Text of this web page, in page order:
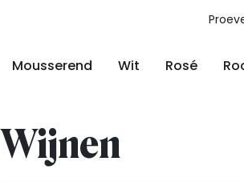
Mousserend Wit Rosé
Wijnen